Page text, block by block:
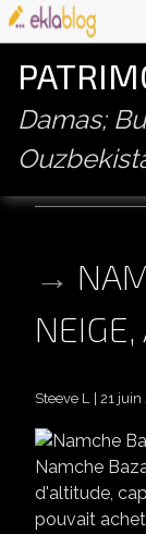
Damas;
namche
Steeve L 21 juin
Namche
d'altitude,
pouvait